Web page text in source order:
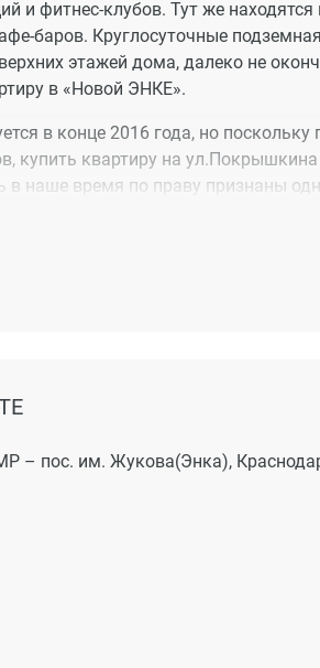
и фитнес-клубов. Тут же
баров. Круглосуточные
этажей дома, далеко не
в «Новой ЭНКЕ».
в конце 2016 года, но поскольку
купить квартиру на
наше время по праву признаны
– пос. им. Жукова(Энка),